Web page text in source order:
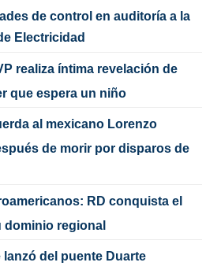
de control en auditoría a la
Electricidad
realiza íntima revelación de
que espera un niño
al mexicano Lorenzo
de morir por disparos de
RD conquista el
regional
del puente Duarte